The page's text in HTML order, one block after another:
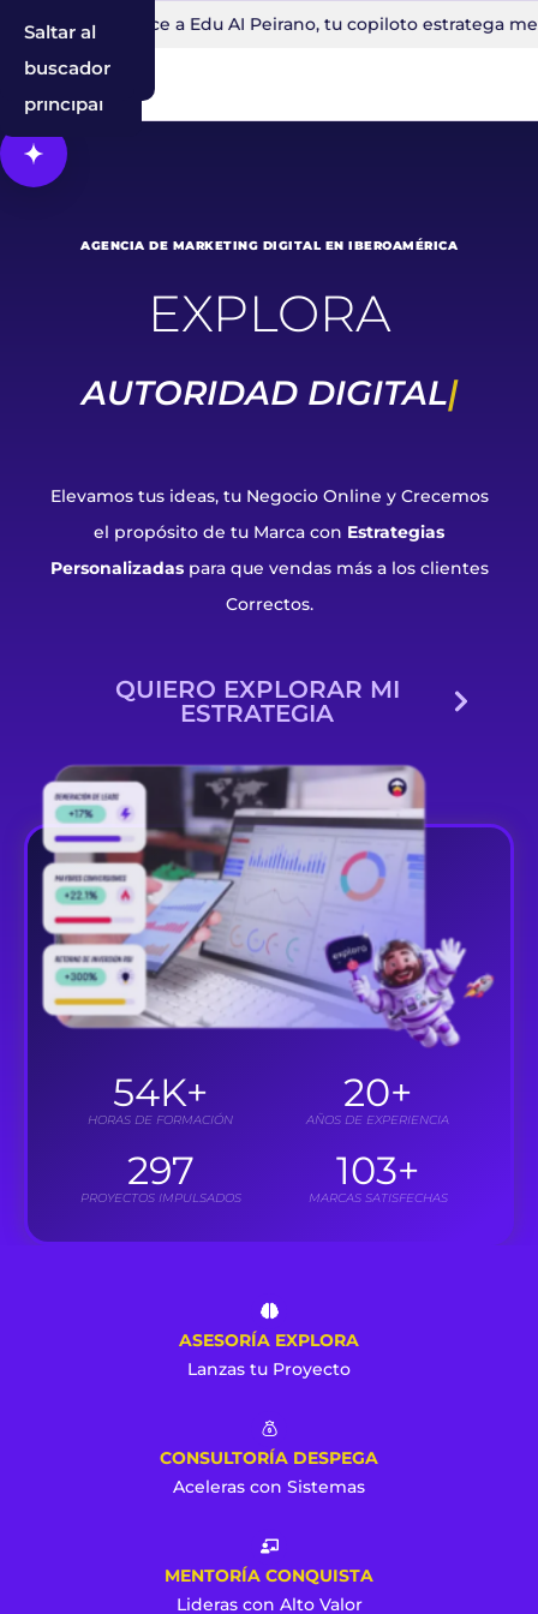
Saltar al
contenido
principal
Saltar a la
navegación
Saltar al
buscador
Conoce a Edu AI Peirano, tu copiloto estratega mentor
Abrir Cosmos, el asistente con IA
AGENCIA DE MARKETING DIGITAL EN IBEROAMÉRICA
EXPLORA
CRECIM
Elevamos tus ideas, tu Negocio Online y Crecemos
el propósito de tu Marca con Estrategias
Personalizadas para que vendas más a los clientes
Correctos.
QUIERO EXPLORAR MI
ESTRATEGIA
HORAS DE FORMACIÓN
54K+
AÑOS DE EXPERIENCIA
20+
PROYECTOS IMPULSADOS
297
MARCAS SATISFECHAS
103+
ASESORÍA EXPLORA
Lanzas tu Proyecto
CONSULTORÍA DESPEGA
Aceleras con Sistemas
MENTORÍA CONQUISTA
Lideras con Alto Valor